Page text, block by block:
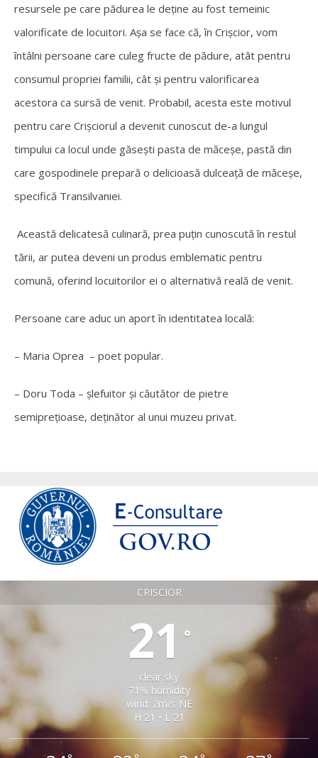
resursele pe care pădurea le deține au fost temeinic
valorificate de locuitori. Așa se face că, în Crișcior, vom
întâlni persoane care culeg fructe de pădure, atât pentru
consumul propriei familii, cât și pentru valorificarea
acestora ca sursă de venit. Probabil, acesta este motivul
pentru care Crișciorul a devenit cunoscut de-a lungul
timpului ca locul unde găsești pasta de măceșe, pastă din
care gospodinele prepară o delicioasă dulceață de măceșe,
specifică Transilvaniei.
Această delicatesă culinară, prea puțin cunoscută în restul
tării, ar putea deveni un produs emblematic pentru
comună, oferind locuitorilor ei o alternativă reală de venit.
Persoane care aduc un aport în identitatea locală:
– Maria Oprea – poet popular.
– Doru Toda – șlefuitor și căutător de pietre
semiprețioase, deținător al unui muzeu privat.
CRISCIOR
21 °
clear sky
71% humidity
wind: 2m/s NE
H 21 • L 21